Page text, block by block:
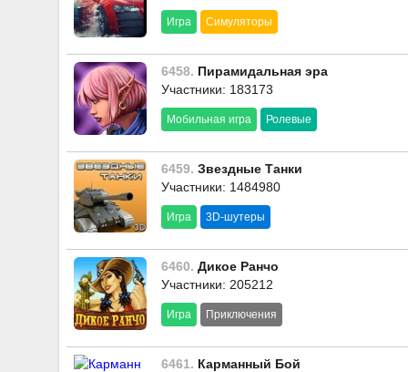
Игра Симуляторы
6458. Пирамидальная эра
Участники: 183173
Мобильная игра Ролевые
6459. Звездные Танки
Участники: 1484980
Игра 3D-шутеры
6460. Дикое Ранчо
Участники: 205212
Игра Приключения
6461. Карманный Бой